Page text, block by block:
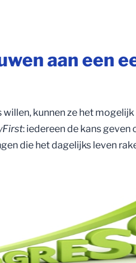
aan een
kunnen ze het
: iedereen de kans geven
die het dagelijks leven